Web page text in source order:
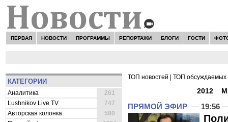
ПЕРВАЯ НОВОСТИ ПРОГРАММЫ РЕПОРТАЖИ БЛОГИ ГОСТИ
КАТЕГОРИИ
Аналитика
261
Lushnikov Live TV
747
Авторская колонка
580
ТОП новостей ТОП обсуждаемых
2012
ПРЯМОЙ ЭФИР — 19:56